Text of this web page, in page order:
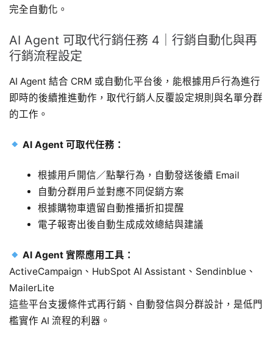
完全自動化。
AI Agent 可取代行銷任務 4｜行銷自動化與再
行銷流程設定
AI Agent 結合 CRM 或自動化平台後，能根據用戶行為進行
即時的後續推進動作，取代行銷人反覆設定規則與名單分群
的工作。
AI Agent 可取代任務：
根據用戶開信／點擊行為，自動發送後續 Email
自動分群用戶並對應不同促銷方案
根據購物車遺留自動推播折扣提醒
電子報寄出後自動生成成效總結與建議
AI Agent 實際應用工具：
ActiveCampaign、HubSpot AI Assistant、Sendinblue、
MailerLite
這些平台支援條件式再行銷、自動發信與分群設計，是低門
檻實作 AI 流程的利器。